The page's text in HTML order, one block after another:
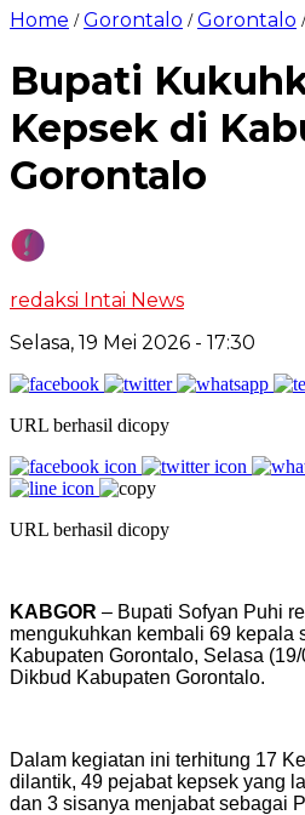
Home /Gorontalo /Gorontalo
Bupati
Kepsek di
Gorontalo
redaksi Intai News
Selasa, 19 Mei 2026 - 17:30
URL berhasil dicopy
URL berhasil dicopy
KABGOR – Bupati Sofyan Puhi
mengukuhkan kembali 69 kepala
Kabupaten Gorontalo, Selasa
Dikbud Kabupaten Gorontalo.
Dalam kegiatan ini terhitung 17
dilantik, 49 pejabat kepsek yang
dan 3 sisanya menjabat sebagai